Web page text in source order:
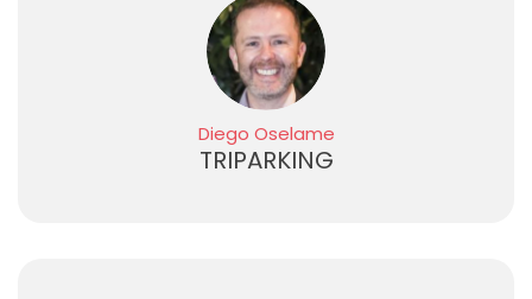
Diego Oselame
TRIPARKING